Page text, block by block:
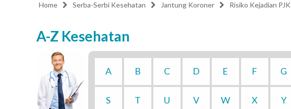
Home Serba-Serbi Kesehatan Jantung Koroner Risiko Kejadian PJK
A-Z Kesehatan
A B C D E F G
S T U V W X Y